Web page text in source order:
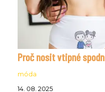
Proč nosit vtipné
móda
14. 08. 2025